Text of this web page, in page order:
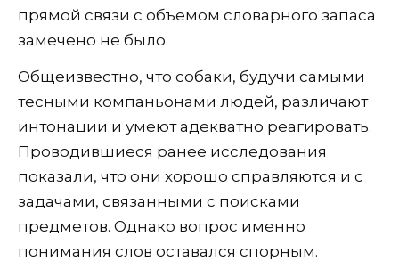
прямой связи с объемом словарного запаса
замечено не было.
Общеизвестно, что собаки, будучи самыми
тесными компаньонами людей, различают
интонации и умеют адекватно реагировать.
Проводившиеся ранее исследования
показали, что они хорошо справляются и с
задачами, связанными с поисками
предметов. Однако вопрос именно
понимания слов оставался спорным.